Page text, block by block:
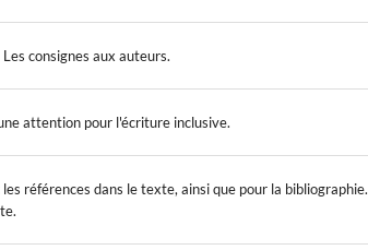
consignes aux auteurs.
attention pour l'écriture inclusive.
références dans le texte, ainsi que pour la bibliographie.